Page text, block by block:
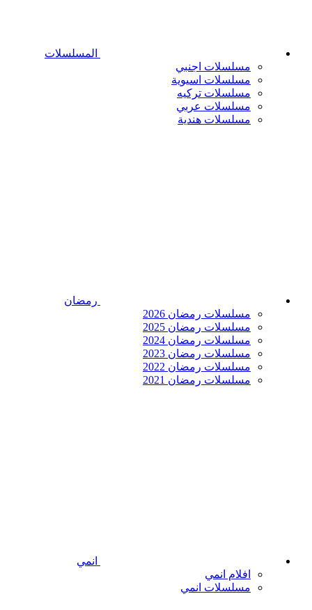
المسلسلات
مسلسلات اجنبي
مسلسلات اسيوية
مسلسلات تركيه
مسلسلات عربي
مسلسلات هندية
رمضان
مسلسلات رمضان 2026
مسلسلات رمضان 2025
مسلسلات رمضان 2024
مسلسلات رمضان 2023
مسلسلات رمضان 2022
مسلسلات رمضان 2021
انمي
افلام انمي
مسلسلات انمي